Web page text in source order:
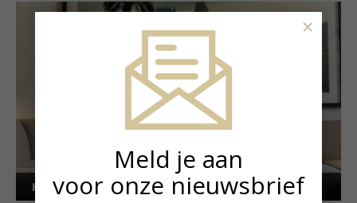
Kunstuitleen voor particulieren
Meld je aan
voor onze nieuwsbrief
×